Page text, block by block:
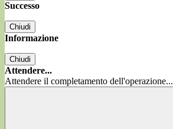
Successo
Chiudi
Informazione
Chiudi
Attendere...
Attendere il completamento dell'operazione...